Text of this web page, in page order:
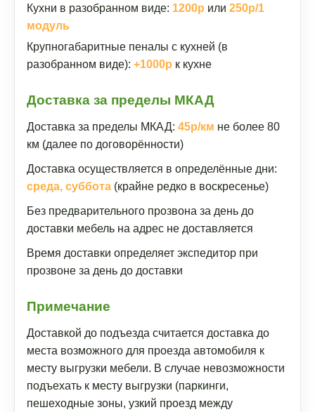
Кухни в разобранном виде: 1200р или 250р/1
модуль
Крупногабаритные пеналы с кухней (в
разобранном виде): +1000р к кухне
Доставка за пределы МКАД
Доставка за пределы МКАД: 45р/км не более 80
км (далее по договорённости)
Доставка осуществляется в определённые дни:
среда, суббота (крайне редко в воскресенье)
Без предварительного прозвона за день до
доставки мебель на адрес не доставляется
Время доставки определяет экспедитор при
прозвоне за день до доставки
Примечание
Доставкой до подъезда считается доставка до
места возможного для проезда автомобиля к
месту выгрузки мебели. В случае невозможности
подъехать к месту выгрузки (паркинги,
пешеходные зоны, узкий проезд между